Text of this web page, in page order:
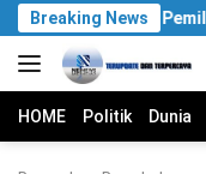
Langsung
ke
konten
Breaking News
Siapa Pemilik
HOME Politik Dunia